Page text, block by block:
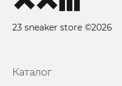
23 sneaker store ©2026
Каталог